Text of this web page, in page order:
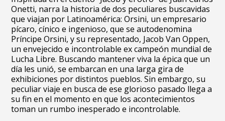
Onetti, narra la historia de dos peculiares buscavidas
que viajan por Latinoamérica: Orsini, un empresario
pícaro, cínico e ingenioso, que se autodenomina
Príncipe Orsini, y su representado, Jacob Van Oppen,
un envejecido e incontrolable ex campeón mundial de
Lucha Libre. Buscando mantener viva la épica que un
día les unió, se embarcan en una larga gira de
exhibiciones por distintos pueblos. Sin embargo, su
peculiar viaje en busca de ese glorioso pasado llega a
su fin en el momento en que los acontecimientos
toman un rumbo inesperado e incontrolable.